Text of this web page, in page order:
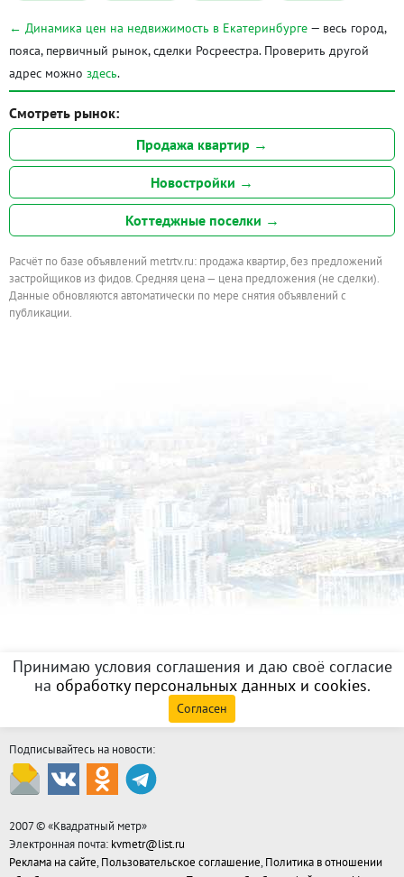
← Динамика цен на недвижимость в Екатеринбурге — весь город,
пояса, первичный рынок, сделки Росреестра. Проверить другой
адрес можно здесь.
Смотреть рынок:
Продажа квартир →
Новостройки →
Коттеджные поселки →
Расчёт по базе объявлений metrtv.ru: продажа квартир, без предложений
застройщиков из фидов. Средняя цена — цена предложения (не сделки).
Данные обновляются автоматически по мере снятия объявлений с
публикации.
Принимаю условия соглашения и даю своё согласие
на обработку персональных данных и cookies.
Согласен
Подписывайтесь на новости:
2007 © «Квадратный метр»
Электронная почта: kvmetr@list.ru
Реклама на сайте, Пользовательское соглашение, Политика в отношении